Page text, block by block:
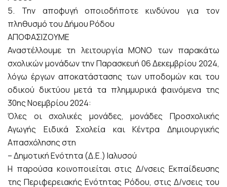
5. Την αποφυγή οποιοδήποτε κινδύνου για τον
πληθυσμό του Δήμου Ρόδου
ΑΠΟΦΑΣΙΖΟΥΜΕ
Αναστέλλουμε τη λειτουργία ΜΟΝΟ των παρακάτω
σχολικών μονάδων την Παρασκευή 06 Δεκεμβρίου 2024,
λόγω έργων αποκατάστασης των υποδομών και του
οδικού δικτύου μετά τα πλημμυρικά φαινόμενα της
30ης Νοεμβρίου 2024:
Όλες οι σχολικές μονάδες, μονάδες Προσχολικής
Αγωγής Ειδικά Σχολεία και Κέντρα Δημιουργικής
Απασχόλησης στη
– Δημοτική Ενότητα (Δ.Ε.) Ιαλυσού
Η παρούσα κοινοποιείται στις Δ/νσεις Εκπαίδευσης
της Περιφερειακής Ενότητας Ρόδου, στις Δ/νσεις του